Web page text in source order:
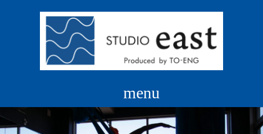
キ